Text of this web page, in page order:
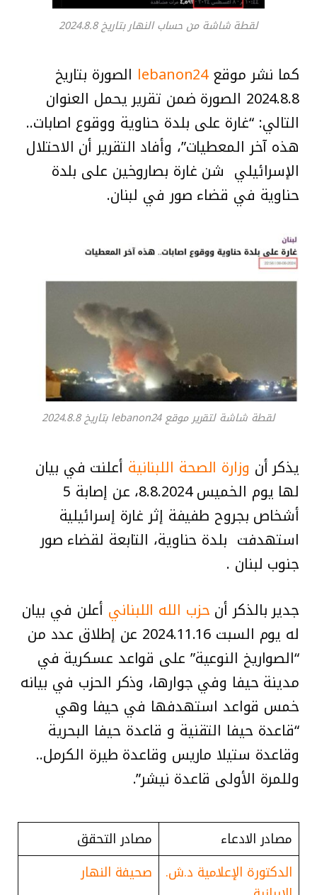
لقطة شاشة من حساب النهار بتاريخ 2024.8.8
كما نشر موقعlebanon24 الصورة بتاريخ
2024.8.8 الصورة ضمن تقرير يحمل العنوان
التالي: “غارة على بلدة حناوية ووقوع اصابات..
هذه آخر المعطيات”، وأفاد التقرير أن الاحتلال
الإسرائيلي شن غارة بصاروخين على بلدة
حناوية في قضاء صور في لبنان.
لقطة شاشة لتقرير موقع lebanon24 بتاريخ 2024.8.8
يذكر أن وزارة الصحة اللبنانية أعلنت في بيان
لها يوم الخميس 8.8.2024، عن إصابة 5
أشخاص بجروح طفيفة إثر غارة إسرائيلية
استهدفت بلدة حناوية، التابعة لقضاء صور
جنوب لبنان .
جدير بالذكر أن حزب الله اللبناني أعلن في بيان
له يوم السبت 2024.11.16 عن إطلاق عدد من
“الصواريخ النوعية” على قواعد عسكرية في
مدينة حيفا وفي جوارها، وذكر الحزب في بيانه
خمس قواعد استهدفها في حيفا وهي
“قاعدة حيفا التقنية و قاعدة حيفا البحرية
وقاعدة ستيلا ماريس وقاعدة طيرة الكرمل..
وللمرة الأولى قاعدة نيشر”.
مصادر الادعاء
مصادر التحقق
الدكتورة الإعلامية د.ش.
صحيفة النهار